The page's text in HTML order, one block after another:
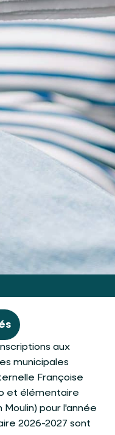
aux
municipales
Françoise
et élémentaire
Moulin) pour l'année
2026-2027 sont